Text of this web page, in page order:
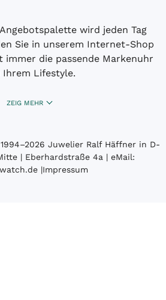
wird jeden Tag
Sie in unserem Internet-Shop
die passende Markenuhr
Ihrem Lifestyle.
ZEIG MEHR
Juwelier Ralf Häffner in D-
| Eberhardstraße 4a | eMail:
|Impressum